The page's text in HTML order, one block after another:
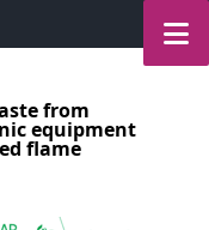
from
equipment
flame